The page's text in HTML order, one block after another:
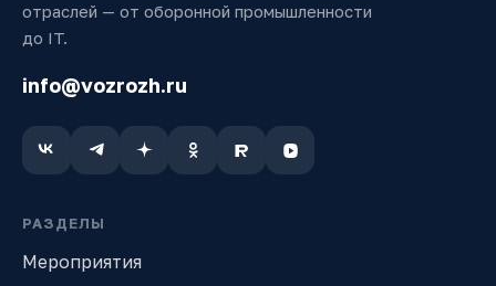
отраслей — от оборонной промышленности
до IT.
info@vozrozh.ru
РАЗДЕЛЫ
Мероприятия